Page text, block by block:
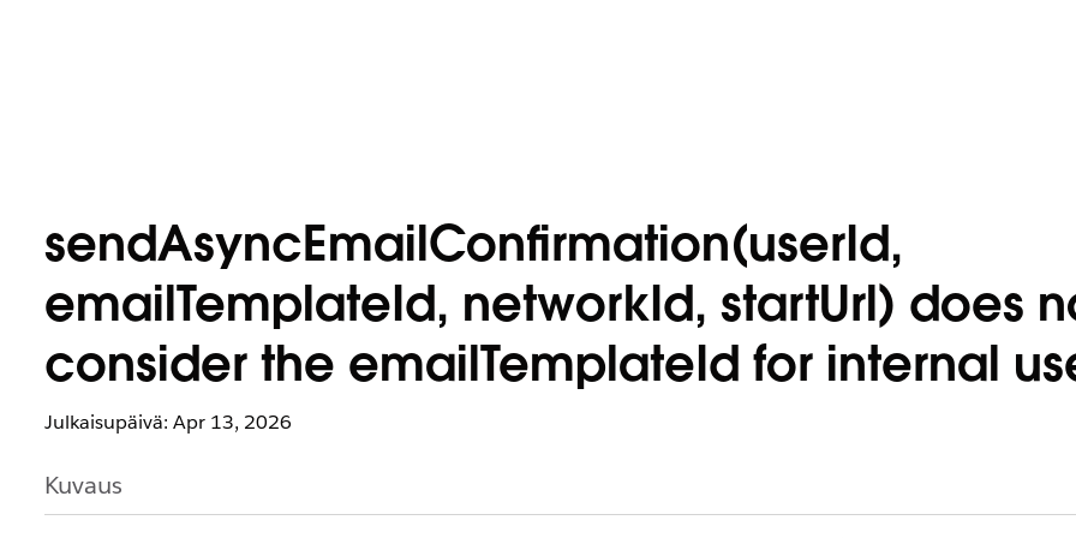
sendAsyncEmailConfirmation(userId,
emailTemplateId, networkId, startUrl) does
consider the emailTemplateId for internal
Julkaisupäivä: Apr 13, 2026
Kuvaus